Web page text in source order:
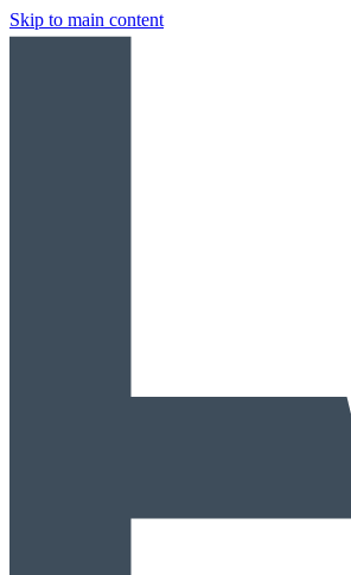
Skip to main content